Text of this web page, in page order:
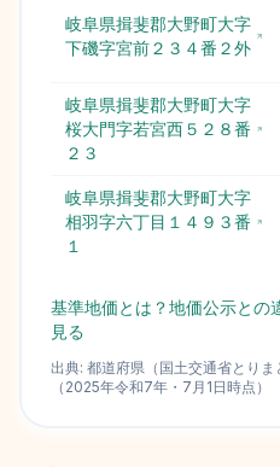
岐阜県揖斐郡大野町大字
下磯字宮前２３４番２外
岐阜県揖斐郡大野町大字
桜大門字若宮西５２８番
２３
岐阜県揖斐郡大野町大字
相羽字六丁目１４９３番
１
基準地価とは？地価公示との
見る
出典: 都道府県（国土交通省とりま
（ 2025年令和7年 ・ 7月1日時点）